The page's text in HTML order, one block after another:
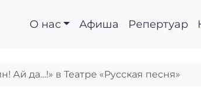
О нас Афиша Репертуар
Ай да…!» в Театре «Русская песня»